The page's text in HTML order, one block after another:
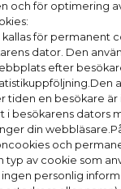
och för optimering
för permanent
dator. Den
efter
tiden en besökare
i besökarens dators
din
och
typ av cookie som
personlig